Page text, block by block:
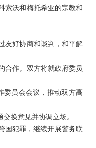
索沃和梅托希亚的宗教和
友好协商和谈判，和平解
合作。双方将就政府委员
委员会会议，推动双方高
换意见并协调立场。
国犯罪，继续开展警务联